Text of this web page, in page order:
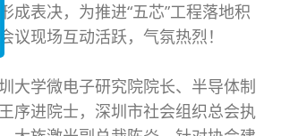
成表决，为推进“五芯”工程落地积
议现场互动活跃，气氛热烈！
大学微电子研究院院长、半导体制
序进院士，深圳市社会组织总会执